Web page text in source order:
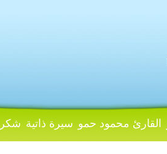
القارئ محمود حمو سيرة ذاتية شكر